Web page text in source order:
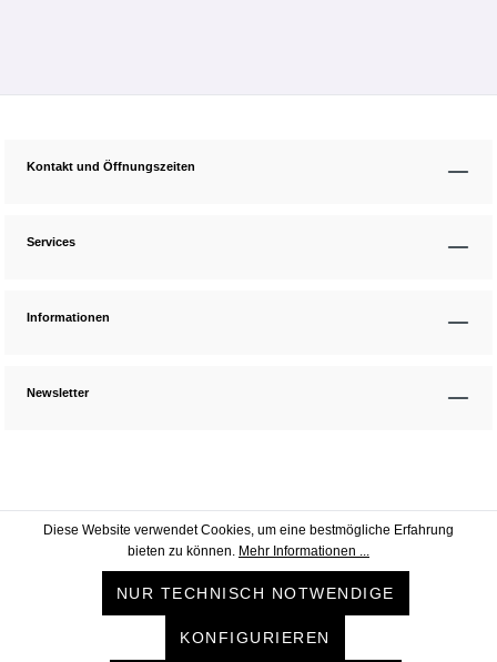
Kontakt und Öffnungszeiten
Services
Informationen
Newsletter
Diese Website verwendet Cookies, um eine bestmögliche Erfahrung
bieten zu können. Mehr Informationen ...
NUR TECHNISCH NOTWENDIGE
KONFIGURIEREN